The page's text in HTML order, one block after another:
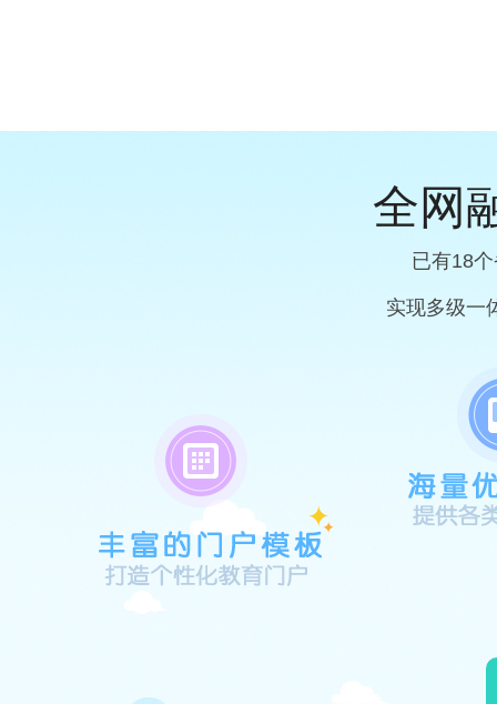
全网
已有18
实现多级一